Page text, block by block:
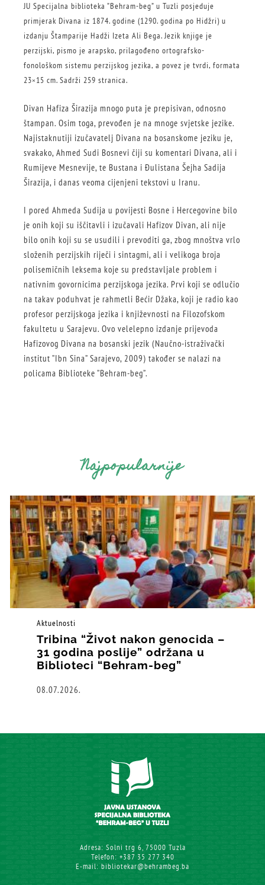
JU Specijalna biblioteka ”Behram-beg” u Tuzli posjeduje
primjerak Divana iz 1874. godine (1290. godina po Hidžri) u
izdanju Štamparije Hadži Izeta Ali Bega. Jezik knjige je
perzijski, pismo je arapsko, prilagođeno ortografsko-
fonološkom sistemu perzijskog jezika, a povez je tvrdi, formata
23×15 cm. Sadrži 259 stranica.
Divan Hafiza Širazija mnogo puta je prepisivan, odnosno
štampan. Osim toga, prevođen je na mnoge svjetske jezike.
Najistaknutiji izučavatelj Divana na bosanskome jeziku je,
svakako, Ahmed Sudi Bosnevi čiji su komentari Divana, ali i
Rumijeve Mesnevije, te Bustana i Đulistana Šejha Sadija
Širazija, i danas veoma cijenjeni tekstovi u Iranu.
I pored Ahmeda Sudija u povijesti Bosne i Hercegovine bilo
je onih koji su iščitavli i izučavali Hafizov Divan, ali nije
bilo onih koji su se usudili i prevoditi ga, zbog mnoštva vrlo
složenih perzijskih riječi i sintagmi, ali i velikoga broja
polisemičnih leksema koje su predstavljale problem i
nativnim govornicima perzijskoga jezika. Prvi koji se odlučio
na takav poduhvat je rahmetli Bećir Džaka, koji je radio kao
profesor perzijskoga jezika i književnosti na Filozofskom
fakultetu u Sarajevu. Ovo velelepno izdanje prijevoda
Hafizovog Divana na bosanski jezik (Naučno-istraživački
institut ”Ibn Sina” Sarajevo, 2009) također se nalazi na
policama Biblioteke ”Behram-beg”.
Najpopularnije
Aktuelnosti
Tribina “Život nakon genocida –
31 godina poslije” održana u
Biblioteci “Behram-beg”
08.07.2026.
Adresa: Solni trg 6, 75000 Tuzla
Telefon: +387 35 277 340
E-mail: bibliotekar@behrambeg.ba